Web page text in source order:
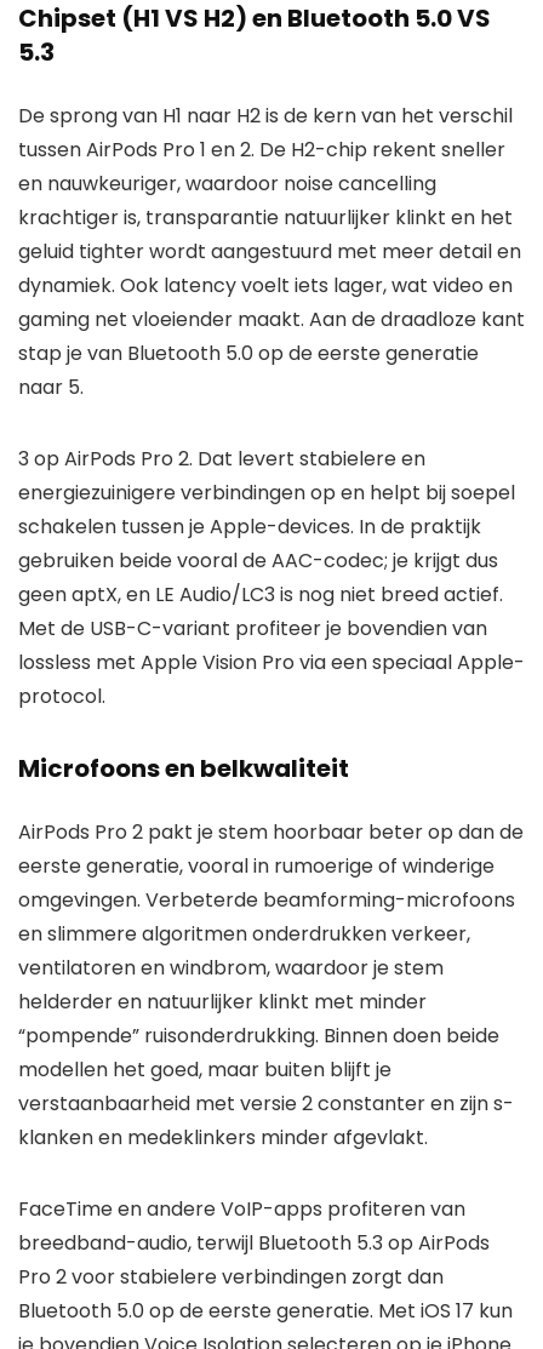
Chipset (H1 VS H2) en Bluetooth 5.0 VS
5.3
De sprong van H1 naar H2 is de kern van het verschil
tussen AirPods Pro 1 en 2. De H2-chip rekent sneller
en nauwkeuriger, waardoor noise cancelling
krachtiger is, transparantie natuurlijker klinkt en het
geluid tighter wordt aangestuurd met meer detail en
dynamiek. Ook latency voelt iets lager, wat video en
gaming net vloeiender maakt. Aan de draadloze kant
stap je van Bluetooth 5.0 op de eerste generatie
naar 5.
3 op AirPods Pro 2. Dat levert stabielere en
energiezuinigere verbindingen op en helpt bij soepel
schakelen tussen je Apple-devices. In de praktijk
gebruiken beide vooral de AAC-codec; je krijgt dus
geen aptX, en LE Audio/LC3 is nog niet breed actief.
Met de USB-C-variant profiteer je bovendien van
lossless met Apple Vision Pro via een speciaal Apple-
protocol.
Microfoons en belkwaliteit
AirPods Pro 2 pakt je stem hoorbaar beter op dan de
eerste generatie, vooral in rumoerige of winderige
omgevingen. Verbeterde beamforming-microfoons
en slimmere algoritmen onderdrukken verkeer,
ventilatoren en windbrom, waardoor je stem
helderder en natuurlijker klinkt met minder
“pompende” ruisonderdrukking. Binnen doen beide
modellen het goed, maar buiten blijft je
verstaanbaarheid met versie 2 constanter en zijn s-
klanken en medeklinkers minder afgevlakt.
FaceTime en andere VoIP-apps profiteren van
breedband-audio, terwijl Bluetooth 5.3 op AirPods
Pro 2 voor stabielere verbindingen zorgt dan
Bluetooth 5.0 op de eerste generatie. Met iOS 17 kun